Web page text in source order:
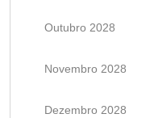
Outubro 2028
Novembro 2028
Dezembro 2028